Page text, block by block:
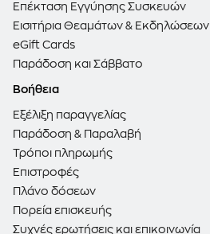
Επέκταση Εγγύησης Συσκευών
Εισιτήρια Θεαμάτων & Εκδηλώσεων
eGift Cards
Παράδοση και Σάββατο
Βοήθεια
Εξέλιξη παραγγελίας
Παράδοση & Παραλαβή
Τρόποι πληρωμής
Επιστροφές
Πλάνο δόσεων
Πορεία επισκευής
Συχνές ερωτήσεις και επικοινωνία